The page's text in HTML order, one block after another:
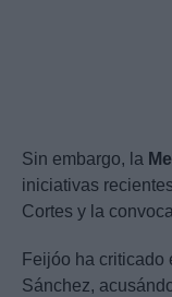
Sin embargo, la
iniciativas
Cortes y la
Feijóo ha criticado
Sánchez,